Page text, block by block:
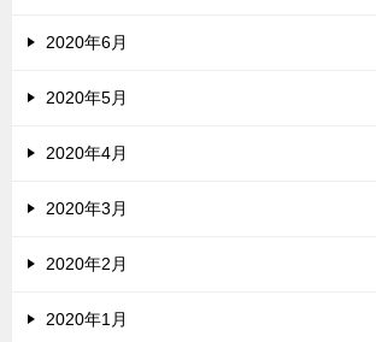
2020年6月
2020年5月
2020年4月
2020年3月
2020年2月
2020年1月